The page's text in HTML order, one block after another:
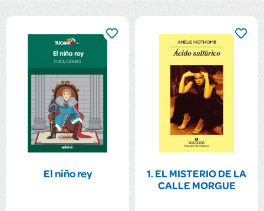
El niño rey
1. EL MISTERIO DE LA
CALLE MORGUE